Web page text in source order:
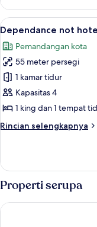
Dependance
not
hotel
Suite
City
Lihat
semua
foto
untuk
Dependance
not
hotel
Apartment
30
Dependance not
Pemandangan kota
55 meter persegi
1 kamar tidur
Kapasitas 4
1 king dan 1 tempat
Rincian selengkapnya
Rincian
Dependance
hotel
Apartment
Properti serupa
Anantara Convento di